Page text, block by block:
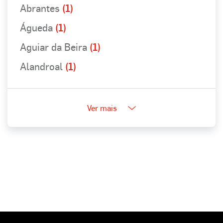
Ver mais
Abrantes (1)
Águeda (1)
Aguiar da Beira (1)
Alandroal (1)